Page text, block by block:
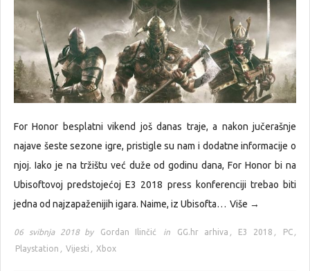
For Honor besplatni vikend još danas traje, a nakon jučerašnje
najave šeste sezone igre, pristigle su nam i dodatne informacije o
njoj. Iako je na tržištu već duže od godinu dana, For Honor bi na
Ubisoftovoj predstojećoj E3 2018 press konferenciji trebao biti
jedna od najzapaženijih igara. Naime, iz Ubisofta… Više →
06 svibnja 2018 by Gordan Ilinčić in GG.hr arhiva , E3 2018 , PC ,
Playstation , Vijesti , Xbox